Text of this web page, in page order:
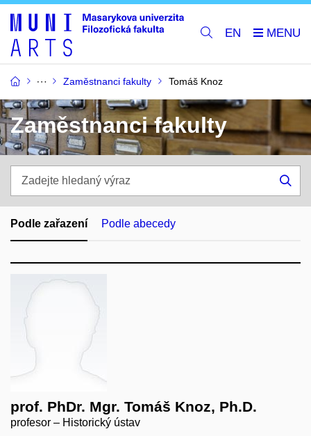
EN
Zaměstnanci fakulty Tomáš Knoz
Zaměstnanci fakulty
hledaný
výraz
Podle zařazení Podle abecedy
prof. PhDr. Mgr. Tomáš Knoz, Ph.D.
profesor – Historický ústav